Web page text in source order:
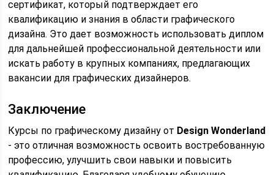
сертификат, который подтверждает его
квалификацию и знания в области графического
дизайна. Это дает возможность использовать диплом
для дальнейшей профессиональной деятельности или
искать работу в крупных компаниях, предлагающих
вакансии для графических дизайнеров.
Заключение
Курсы по графическому дизайну от Design Wonderland
- это отличная возможность освоить востребованную
профессию, улучшить свои навыки и повысить